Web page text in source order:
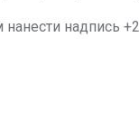
надпись